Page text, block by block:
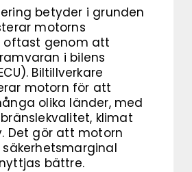
betyder i grunden
motorns
oftast genom att
i bilens
Biltillverkare
motorn för att
olika länder, med
klimat
Det gör att motorn
bättre.